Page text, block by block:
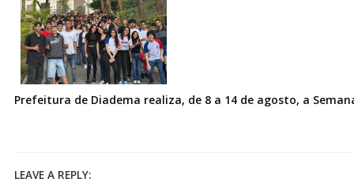
Prefeitura de Diadema realiza, de 8 a 14 de agosto, a
LEAVE A REPLY: